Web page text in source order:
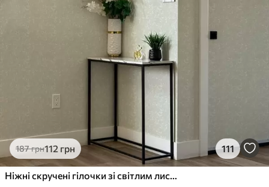
187грн112 грн 111
Ніжні скручені гілочки зі світлим листям